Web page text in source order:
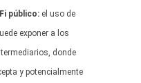
público: el uso de
exponer a los
donde
y potencialmente